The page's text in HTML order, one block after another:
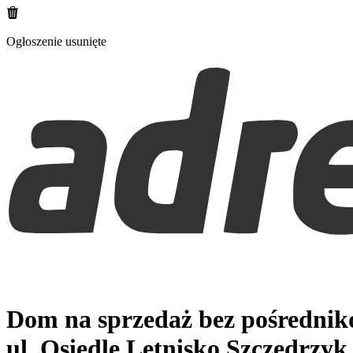
Ogłoszenie usunięte
Dom na sprzedaż bez